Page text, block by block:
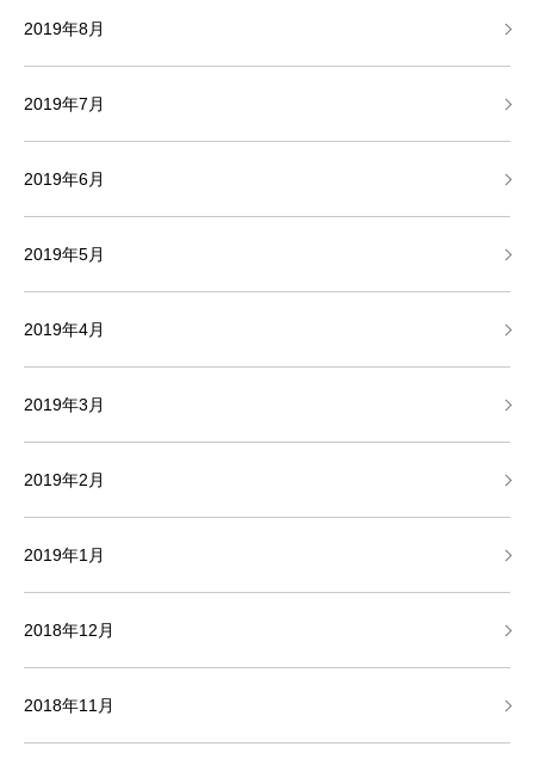
2019年8月
2019年7月
2019年6月
2019年5月
2019年4月
2019年3月
2019年2月
2019年1月
2018年12月
2018年11月